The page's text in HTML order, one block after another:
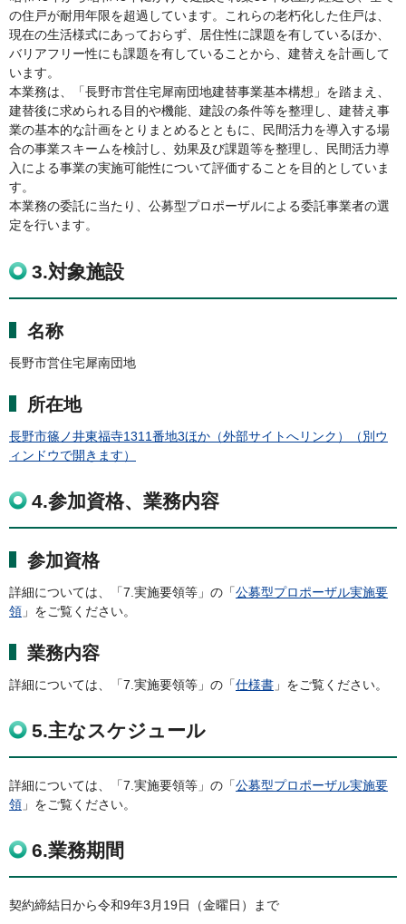
の住戸が耐用年限を超過しています。これらの老朽化した住戸は、
現在の生活様式にあっておらず、居住性に課題を有しているほか、
バリアフリー性にも課題を有していることから、建替えを計画して
います。
本業務は、「長野市営住宅犀南団地建替事業基本構想」を踏まえ、
建替後に求められる目的や機能、建設の条件等を整理し、建替え事
業の基本的な計画をとりまとめるとともに、民間活力を導入する場
合の事業スキームを検討し、効果及び課題等を整理し、民間活力導
入による事業の実施可能性について評価することを目的としていま
す。
本業務の委託に当たり、公募型プロポーザルによる委託事業者の選
定を行います。
3.対象施設
名称
長野市営住宅犀南団地
所在地
長野市篠ノ井東福寺1311番地3ほか（外部サイトへリンク）（別ウ
ィンドウで開きます）
4.参加資格、業務内容
参加資格
詳細については、「7.実施要領等」の「公募型プロポーザル実施要
領 」をご覧ください。
業務内容
詳細については、「7.実施要領等」の「仕様書 」をご覧ください。
5.主なスケジュール
詳細については、「7.実施要領等」の「公募型プロポーザル実施要
領 」をご覧ください。
6.業務期間
契約締結日から令和9年3月19日（金曜日）まで